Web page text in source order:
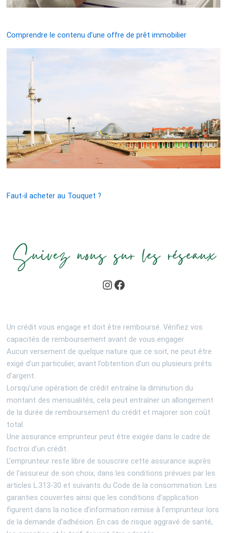
Comprendre le contenu d’une offre de prêt immobilier
Faut-il acheter au Touquet ?
Un crédit vous engage et doit être remboursé. Vérifiez vos
capacités de remboursement avant de vous engager.
Aucun versement de quelque nature que ce soit, ne peut être
exigé d’un particulier, avant l’obtention d’un ou plusieurs prêts
d’argent.
Lorsqu’une opération de crédit entraîne la diminution du
montant des mensualités, cela peut entraîner un allongement
de la durée de remboursement du crédit et majorer son coût
total.
Une assurance emprunteur peut être exigée dans le cadre de
l’octroi d’un crédit.
L’emprunteur reste libre de souscrire cette assurance auprès
de l’assureur de son choix, dans les conditions prévues par les
articles L.313-30 et suivants du Code de la consommation. Les
garanties couvertes ainsi que les conditions d’application
figurent dans la notice d’information remise à l’emprunteur lors
de la demande d’adhésion. En cas de risque aggravé de santé,